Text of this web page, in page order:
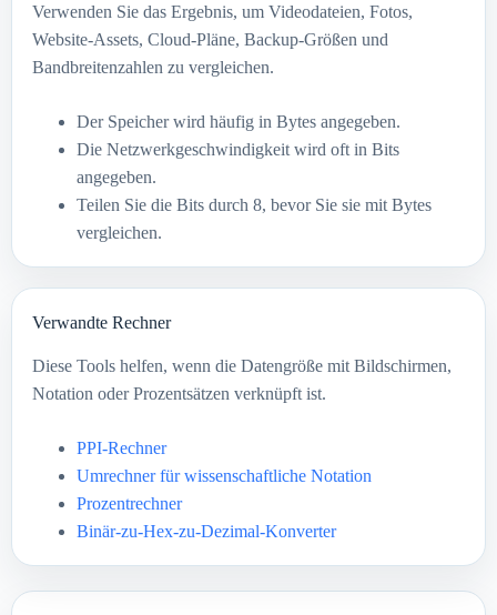
Verwenden Sie das Ergebnis, um Videodateien, Fotos,
Website-Assets, Cloud-Pläne, Backup-Größen und
Bandbreitenzahlen zu vergleichen.
Der Speicher wird häufig in Bytes angegeben.
Die Netzwerkgeschwindigkeit wird oft in Bits
angegeben.
Teilen Sie die Bits durch 8, bevor Sie sie mit Bytes
vergleichen.
Verwandte Rechner
Diese Tools helfen, wenn die Datengröße mit Bildschirmen,
Notation oder Prozentsätzen verknüpft ist.
PPI-Rechner
Umrechner für wissenschaftliche Notation
Prozentrechner
Binär-zu-Hex-zu-Dezimal-Konverter